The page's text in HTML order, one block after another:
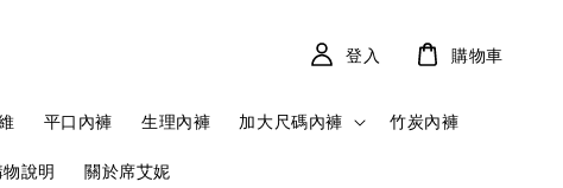
平口內褲 生理內褲 加大尺碼內褲 竹炭內褲
說明 關於席艾妮
登入 購物車